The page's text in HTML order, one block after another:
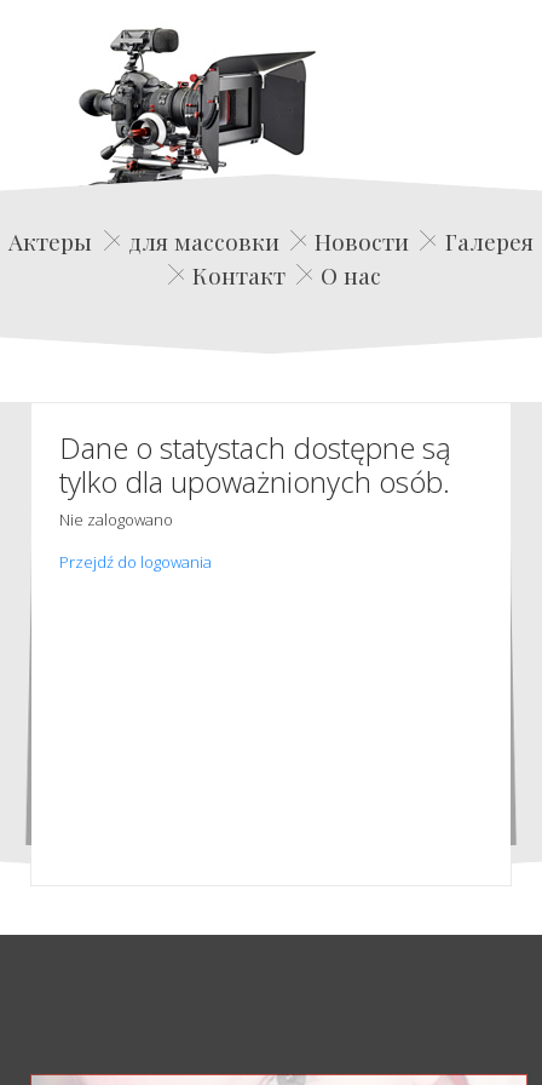
Edwin Film Agencja Aktorska
Актеры для массовки Новости
Галерея
Контакт
О нас
Dane o statystach dostępne są
tylko dla upoważnionych osób.
Nie zalogowano
Przejdź do logowania